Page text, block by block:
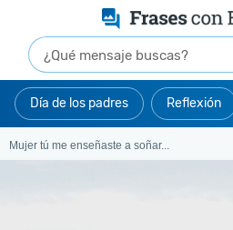
Día de los padres Reflexión
Mujer tú me enseñaste a soñar...